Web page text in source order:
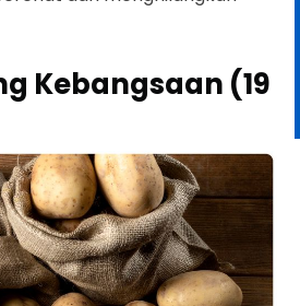
Kebangsaan (19